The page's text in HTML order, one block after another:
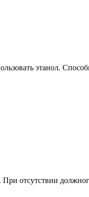
этанол.
отсутствии